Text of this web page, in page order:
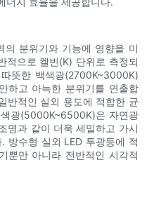
의 분위기와 기능에 영향을 미
적으로 켈빈(K) 단위로 측정되
뜻한 백색광(2700K~3000K)
하고 아늑한 분위기를 연출합
반적인 실외 용도에 적합한 균
광(5000K~6500K)은 자연광
명과 같이 더욱 세밀하고 가시
방수형 실외 LED 투광등에 적
뿐만 아니라 전반적인 시각적